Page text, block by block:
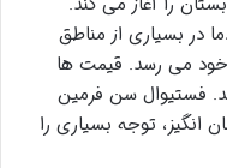
در بسیاری از مناطق
خود می رسد. قیمت ها
فستیوال سن فرمین
انگیز، توجه بسیاری را